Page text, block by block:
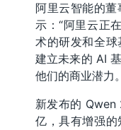
阿里云智能的
示：“阿里云正
术的研发和全
建立未来的 AI
他们的商业潜力
新发布的
亿，具有增强的